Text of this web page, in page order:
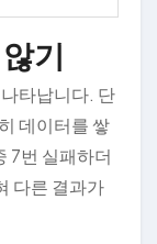
기
타납니다. 단
데이터를 쌓
7번 실패하더
다른 결과가